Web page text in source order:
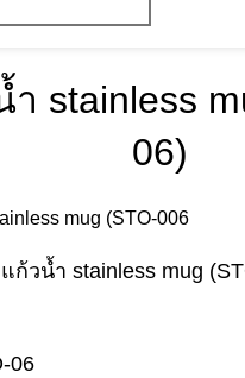
ำ stainless
06)
ก้วน้ำ stainless mug
06